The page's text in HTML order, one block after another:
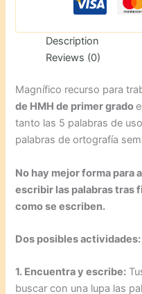
Description
Reviews (0)
Magnífico recurso para
de HMH de primer grado
tanto las 5 palabras de
palabras de ortografía
No hay mejor forma para
escribir las palabras tras
como se escriben.
Dos posibles actividades:
1. Encuentra y escribe:
buscar con una lupa las